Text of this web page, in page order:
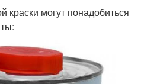
краски могут понадобиться